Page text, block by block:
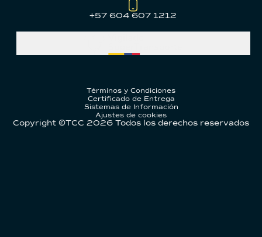
+57 604 607 1212
Términos y Condiciones
Certificado de Entrega
Sistemas de Información
Ajustes de cookies
Copyright ©TCC 2026 Todos los derechos reservados